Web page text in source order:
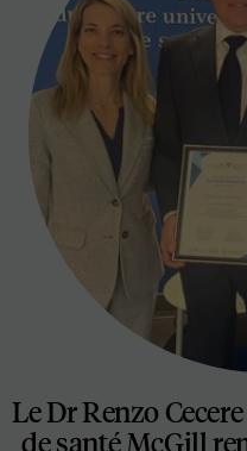
Le Dr Renzo
de santé McGill